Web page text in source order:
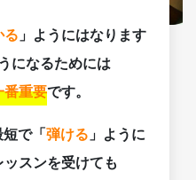
る 」ようにはなります
になるためには
番重要です。
で「弾ける 」ように
スンを受けても